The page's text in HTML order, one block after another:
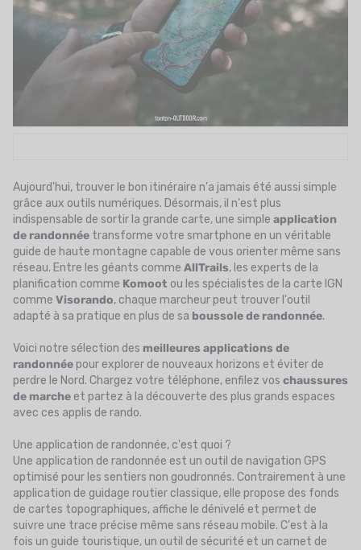
MES FAVORIS
LE BLOG DES TONTONS
CONTACT
Aujourd'hui, trouver le bon itinéraire n'a jamais été aussi simple
grâce aux outils numériques. Désormais, il n'est plus
indispensable de sortir la grande carte, une simple application
de randonnée transforme votre smartphone en un véritable
guide de haute montagne capable de vous orienter même sans
réseau. Entre les géants comme AllTrails, les experts de la
planification comme Komoot ou les spécialistes de la carte IGN
comme Visorando, chaque marcheur peut trouver l'outil
adapté à sa pratique en plus de sa boussole de randonnée.
Voici notre sélection des meilleures applications de
randonnée pour explorer de nouveaux horizons et éviter de
perdre le Nord. Chargez votre téléphone, enfilez vos chaussures
de marche et partez à la découverte des plus grands espaces
avec ces applis de rando.
Une application de randonnée, c'est quoi ?
Une application de randonnée est un outil de navigation GPS
optimisé pour les sentiers non goudronnés. Contrairement à une
application de guidage routier classique, elle propose des fonds
de cartes topographiques, affiche le dénivelé et permet de
suivre une trace précise même sans réseau mobile. C'est à la
fois un guide touristique, un outil de sécurité et un carnet de